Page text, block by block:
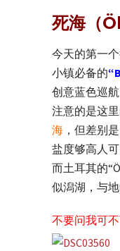
死海（
今天的第一
小镇必备的
创意蓝色巡
注意的是这
海 ，但差别
盐度够高人
而土耳其的
似潟湖，与
不要问我可